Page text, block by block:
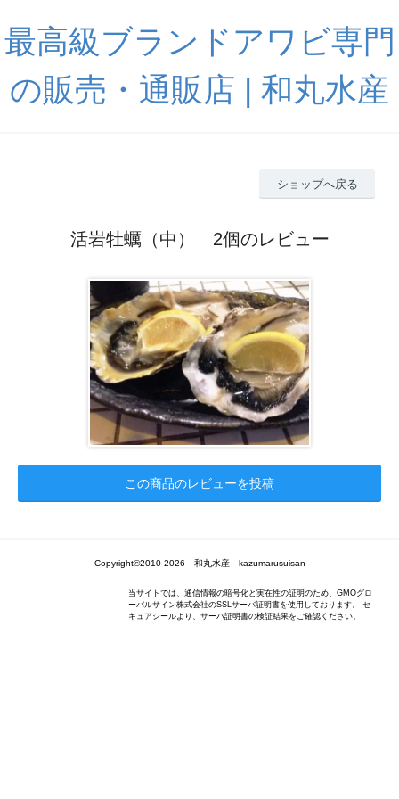
最高級ブランドアワビ専門
の販売・通販店 | 和丸水産
ショップへ戻る
活岩牡蠣（中） 2個のレビュー
この商品のレビューを投稿
Copyright©2010-2026 和丸水産 kazumarusuisan
当サイトでは、通信情報の暗号化と実在性の証明のため、GMOグロ
ーバルサイン株式会社のSSLサーバ証明書を使用しております。 セ
キュアシールより、サーバ証明書の検証結果をご確認ください。